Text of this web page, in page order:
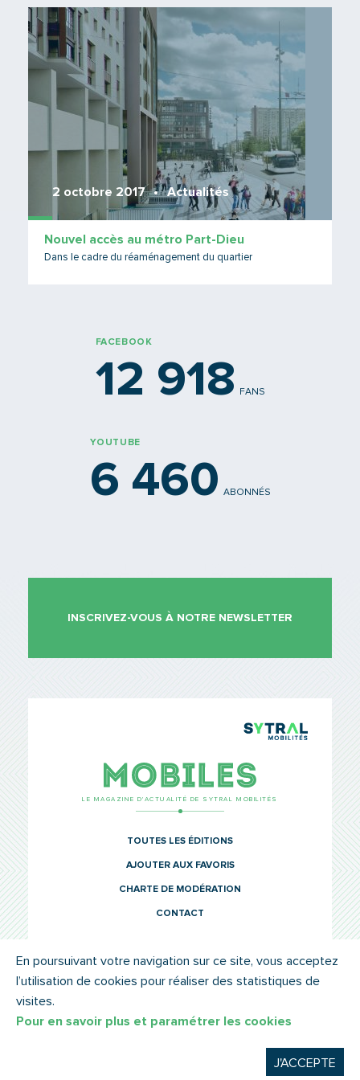
2 octobre 2017 Actualités
Nouvel accès au métro Part-Dieu
Dans le cadre du réaménagement du quartier
FACEBOOK
12 918 FANS
YOUTUBE
6 460 ABONNÉS
INSCRIVEZ-VOUS À NOTRE NEWSLETTER
LE MAGAZINE D’ACTUALITÉ DE SYTRAL MOBILITÉS
TOUTES LES ÉDITIONS
AJOUTER AUX FAVORIS
CHARTE DE MODÉRATION
CONTACT
© SYTRAL MOBILITÉS 2022 MENTIONS LÉGALES
En poursuivant votre navigation sur ce site, vous acceptez
l’utilisation de cookies pour réaliser des statistiques de
visites.
Pour en savoir plus et paramétrer les cookies
J'ACCEPTE